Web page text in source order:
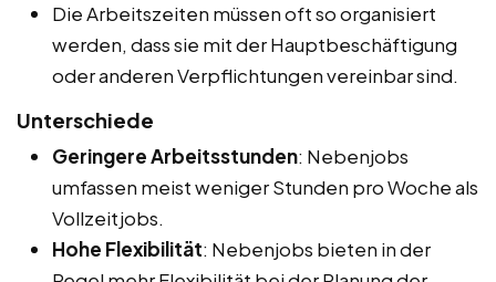
Die Arbeitszeiten müssen oft so organisiert
werden, dass sie mit der Hauptbeschäftigung
oder anderen Verpflichtungen vereinbar sind.
Unterschiede
Geringere Arbeitsstunden: Nebenjobs
umfassen meist weniger Stunden pro Woche als
Vollzeitjobs.
Hohe Flexibilität: Nebenjobs bieten in der